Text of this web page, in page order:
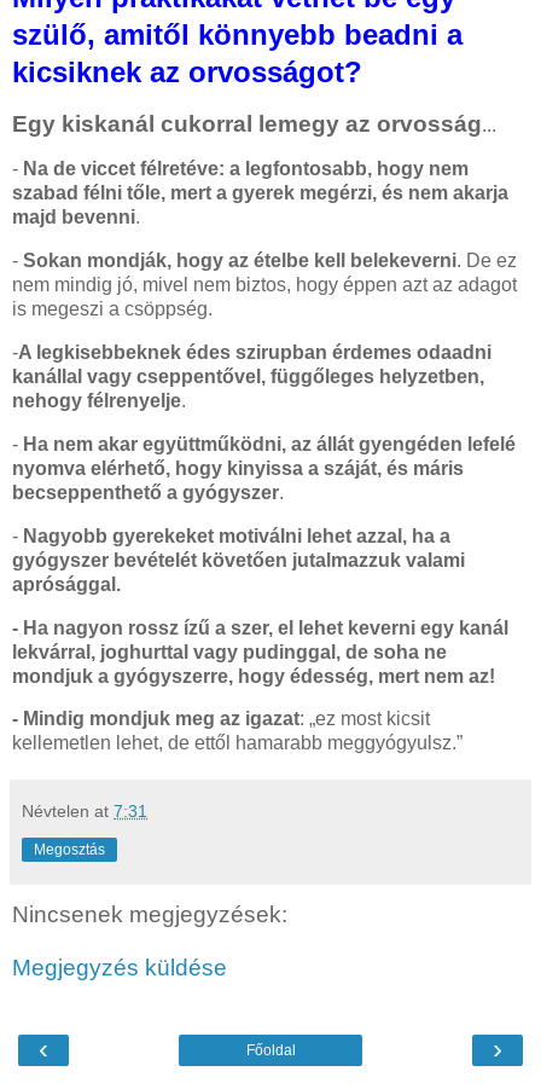
szülő, amitől könnyebb beadni a
kicsiknek az orvosságot?
Egy kiskanál cukorral lemegy az orvosság...
- Na de viccet félretéve: a legfontosabb, hogy nem
szabad félni tőle, mert a gyerek megérzi, és nem akarja
majd bevenni.
- Sokan mondják, hogy az ételbe kell belekeverni. De ez
nem mindig jó, mivel nem biztos, hogy éppen azt az adagot
is megeszi a csöppség.
-A legkisebbeknek édes szirupban érdemes odaadni
kanállal vagy cseppentővel, függőleges helyzetben,
nehogy félrenyelje.
- Ha nem akar együttműködni, az állát gyengéden lefelé
nyomva elérhető, hogy kinyissa a száját, és máris
becseppenthető a gyógyszer.
- Nagyobb gyerekeket motiválni lehet azzal, ha a
gyógyszer bevételét követően jutalmazzuk valami
aprósággal.
- Ha nagyon rossz ízű a szer, el lehet keverni egy kanál
lekvárral, joghurttal vagy pudinggal, de soha ne
mondjuk a gyógyszerre, hogy édesség, mert nem az!
- Mindig mondjuk meg az igazat: „ez most kicsit
kellemetlen lehet, de ettől hamarabb meggyógyulsz.”
Névtelen at 7:31
Megosztás
Nincsenek megjegyzések:
Megjegyzés küldése
‹ ›
Főoldal